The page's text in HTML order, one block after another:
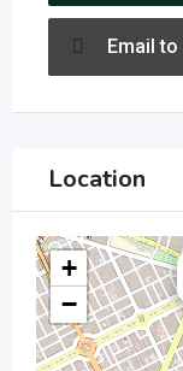
Email
Location
+
−